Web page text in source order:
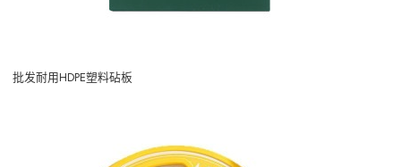
批发耐用HDPE塑料砧板